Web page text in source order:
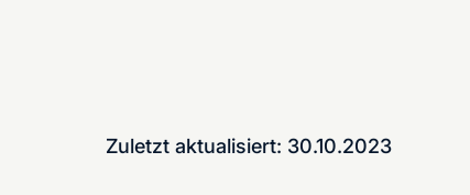
Zuletzt aktualisiert: 30.10.2023